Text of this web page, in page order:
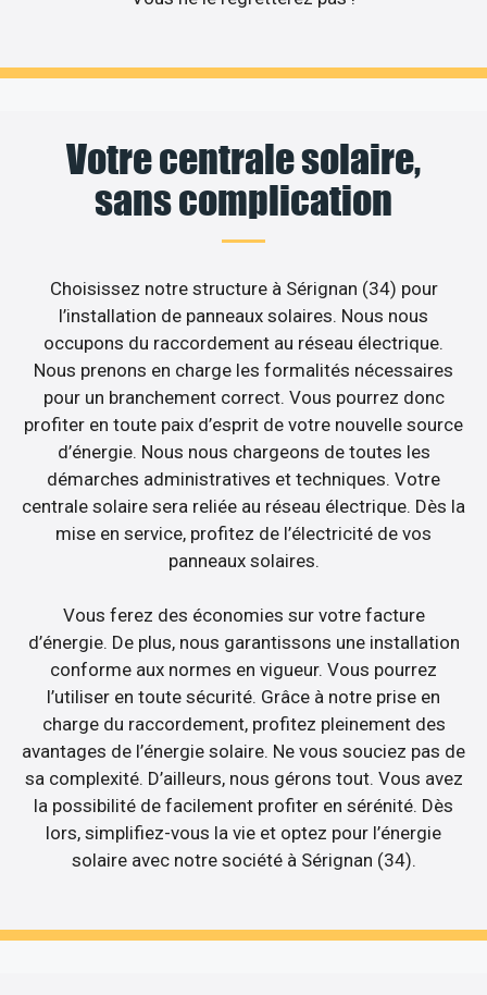
Votre centrale solaire,
sans complication
Choisissez notre structure à Sérignan (34) pour
l’installation de panneaux solaires. Nous nous
occupons du raccordement au réseau électrique.
Nous prenons en charge les formalités nécessaires
pour un branchement correct. Vous pourrez donc
profiter en toute paix d’esprit de votre nouvelle source
d’énergie. Nous nous chargeons de toutes les
démarches administratives et techniques. Votre
centrale solaire sera reliée au réseau électrique. Dès la
mise en service, profitez de l’électricité de vos
panneaux solaires.
Vous ferez des économies sur votre facture
d’énergie. De plus, nous garantissons une installation
conforme aux normes en vigueur. Vous pourrez
l’utiliser en toute sécurité. Grâce à notre prise en
charge du raccordement, profitez pleinement des
avantages de l’énergie solaire. Ne vous souciez pas de
sa complexité. D’ailleurs, nous gérons tout. Vous avez
la possibilité de facilement profiter en sérénité. Dès
lors, simplifiez-vous la vie et optez pour l’énergie
solaire avec notre société à Sérignan (34).